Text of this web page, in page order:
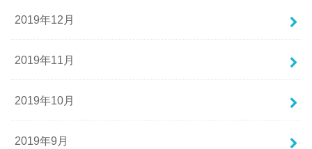
2019年12月
2019年11月
2019年10月
2019年9月